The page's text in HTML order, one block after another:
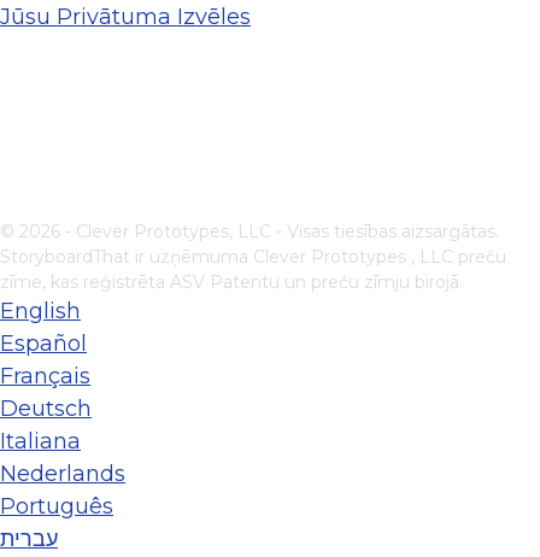
Jūsu Privātuma Izvēles
© 2026 - Clever Prototypes, LLC - Visas tiesības aizsargātas.
StoryboardThat ir uzņēmuma Clever Prototypes , LLC preču
zīme, kas reģistrēta ASV Patentu un preču zīmju birojā.
English
Español
Français
Deutsch
Italiana
Nederlands
Português
עברית